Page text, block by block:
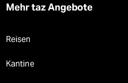
Mehr taz Angebote
Reisen
Kantine